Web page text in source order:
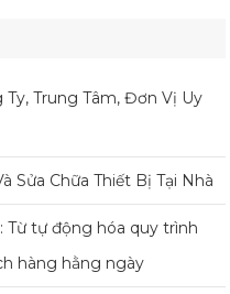
Ty, Trung Tâm, Đơn Vị Uy
Sửa Chữa Thiết Bị Tại Nhà
Từ tự động hóa quy trình
hàng hằng ngày